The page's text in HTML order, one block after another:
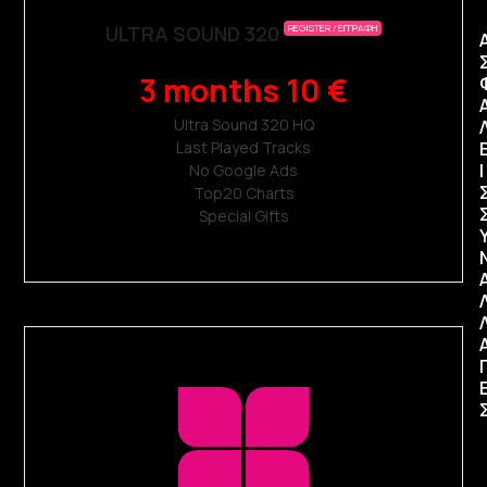
ULTRA SOUND 320 REGISTER / ΕΓΓΡΑΦΗ
3 months 10 €
Ultra Sound 320 ΗQ
Last Played Tracks
No Google Ads
Top20 Charts
Special Gifts
Ι